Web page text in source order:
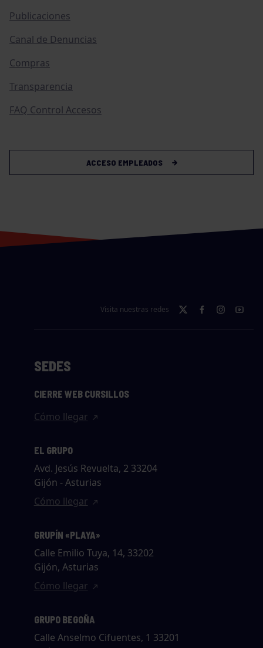
Publicaciones
Canal de Denuncias
Compras
Transparencia
FAQ Control Accesos
ACCESO EMPLEADOS
Visita nuestras redes
SEDES
CIERRE WEB CURSILLOS
Cómo llegar
EL GRUPO
Avd. Jesús Revuelta, 2 33204
Gijón - Asturias
Cómo llegar
GRUPÍN «PLAYA»
Calle Emilio Tuya, 14, 33202
Gijón, Asturias
Cómo llegar
GRUPO BEGOÑA
Calle Anselmo Cifuentes, 1 33201